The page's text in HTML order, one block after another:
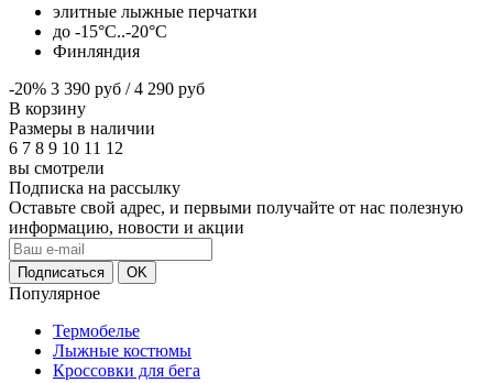
элитные лыжные перчатки
до -15°С..-20°С
Финляндия
-20% 3 390 руб /4 290 руб
В корзину
Размеры в наличии
6 7 8 9 10 11 12
вы смотрели
Подписка на рассылку
Оставьте свой адрес, и первыми получайте от нас полезную
информацию, новости и акции
Популярное
Термобелье
Лыжные костюмы
Кроссовки для бега